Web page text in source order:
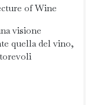
of Wine
visione
quella del vino,